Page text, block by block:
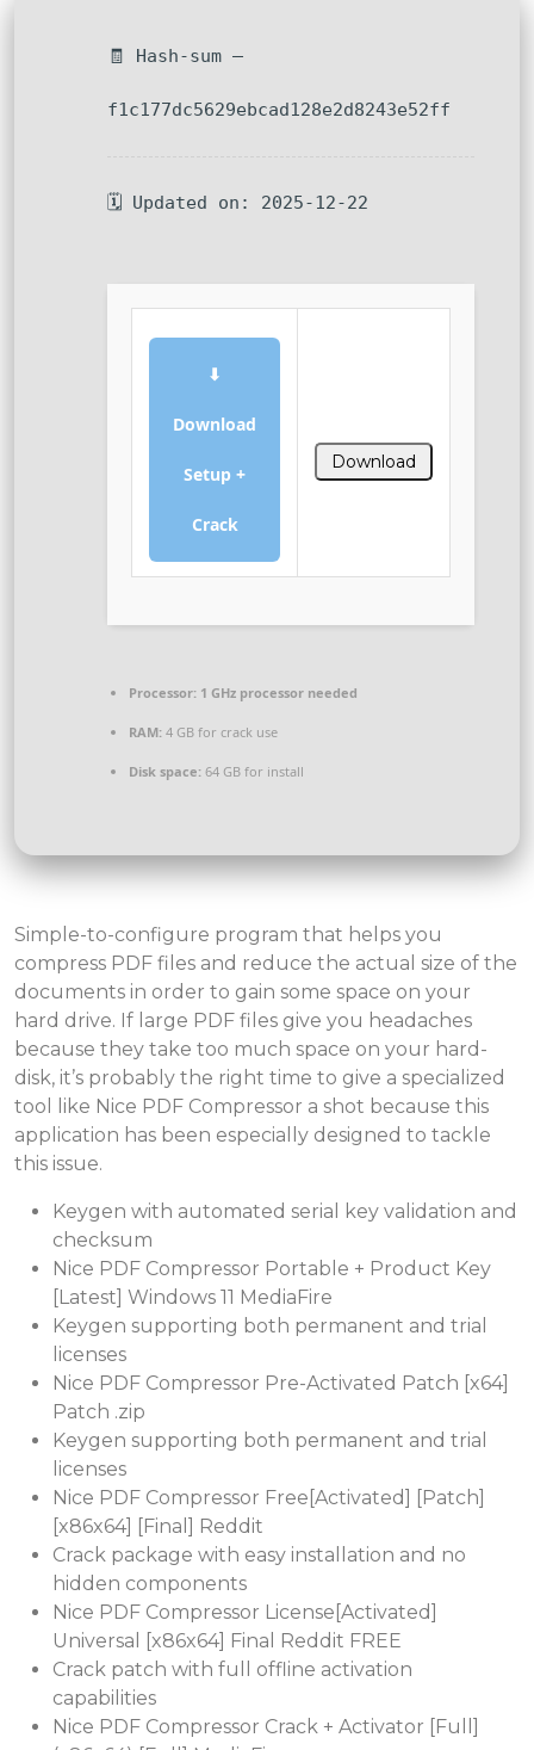
🧾 Hash-sum —
f1c177dc5629ebcad128e2d8243e52ff
🗓 Updated on: 2025-12-22
⬇
Download
Setup +
Crack
Download
Processor: 1 GHz processor needed
RAM: 4 GB for crack use
Disk space: 64 GB for install
Simple-to-configure program that helps you
compress PDF files and reduce the actual size of the
documents in order to gain some space on your
hard drive. If large PDF files give you headaches
because they take too much space on your hard-
disk, it’s probably the right time to give a specialized
tool like Nice PDF Compressor a shot because this
application has been especially designed to tackle
this issue.
Keygen with automated serial key validation and
checksum
Nice PDF Compressor Portable + Product Key
[Latest] Windows 11 MediaFire
Keygen supporting both permanent and trial
licenses
Nice PDF Compressor Pre-Activated Patch [x64]
Patch .zip
Keygen supporting both permanent and trial
licenses
Nice PDF Compressor Free[Activated] [Patch]
[x86x64] [Final] Reddit
Crack package with easy installation and no
hidden components
Nice PDF Compressor License[Activated]
Universal [x86x64] Final Reddit FREE
Crack patch with full offline activation
capabilities
Nice PDF Compressor Crack + Activator [Full]